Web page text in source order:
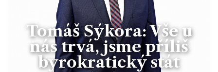
Tomáš Sýkora: Vše u
nás trvá, jsme příliš
byrokratický stát